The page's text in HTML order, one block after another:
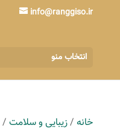
info@ranggiso.ir
انتخاب منو
خانه/زیبایی و سلامت/